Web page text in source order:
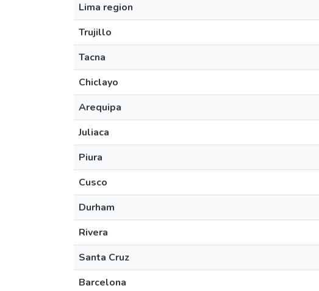
Lima region
Trujillo
Tacna
Chiclayo
Arequipa
Juliaca
Piura
Cusco
Durham
Rivera
Santa Cruz
Barcelona